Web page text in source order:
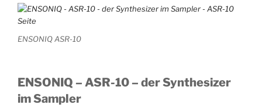
ENSONIQ ASR-10
ENSONIQ – ASR-10 – der Synthesizer
im Sampler